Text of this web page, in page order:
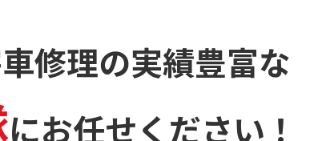
修理の実績豊富な
にお任せください！